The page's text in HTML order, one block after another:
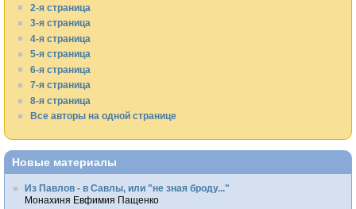
2-я страница
3-я страница
4-я страница
5-я страница
6-я страница
7-я страница
8-я страница
Все авторы на одной странице
Новые материалы
Из Павлов - в Савлы, или "не зная броду..."
Монахиня Евфимия Пащенко